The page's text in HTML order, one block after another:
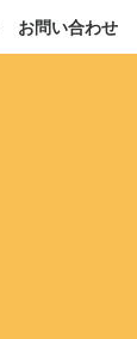
お問い合わせ